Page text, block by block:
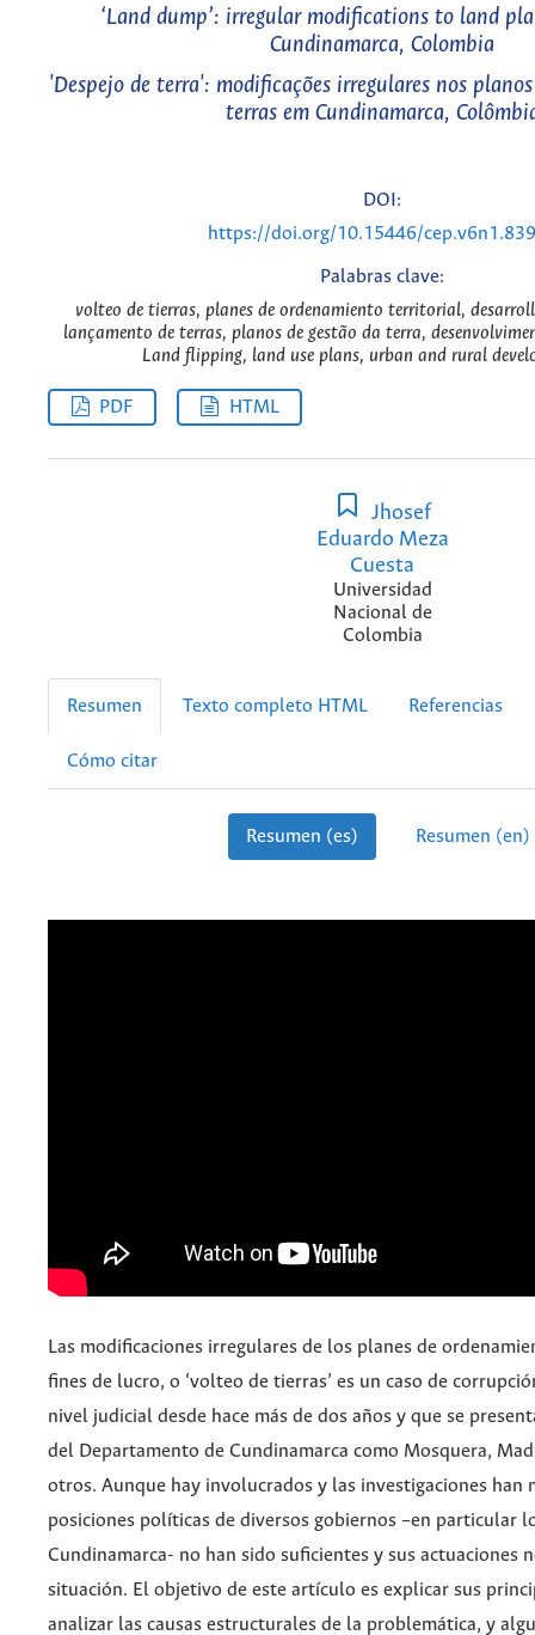
‘Land dump’: irregular modifications to land
Cundinamarca, Colombia
'Despejo de terra': modificações irregulares nos
terras em Cundinamarca,
DOI:
https://doi.org/10.15446/
Palabras clave:
volteo de tierras, planes de ordenamiento territorial,
lançamento de terras, planos de gestão da terra,
Land flipping, land use plans, urban and rural
PDF HTML
Jhosef
Eduardo Meza
Cuesta
Universidad
Nacional de
Colombia
Resumen Texto completo HTML Referencias
Cómo citar
Resumen (es) Resumen (en)
Las modificaciones irregulares de los planes de
fines de lucro, o ‘volteo de tierras’ es un caso de
nivel judicial desde hace más de dos años y que se
del Departamento de Cundinamarca como Mosquera,
otros. Aunque hay involucrados y las investigaciones han
posiciones políticas de diversos gobiernos –en particular
Cundinamarca- no han sido suficientes y sus actuaciones
situación. El objetivo de este artículo es explicar sus
analizar las causas estructurales de la problemática, y